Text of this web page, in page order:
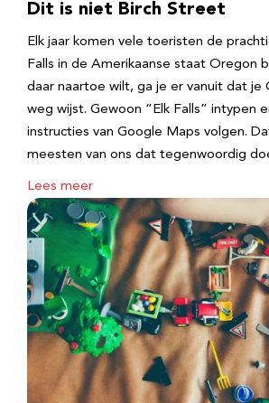
Dit is niet Birch Street
Elk jaar komen vele toeristen de
Falls in de Amerikaanse staat Oregon
daar naartoe wilt, ga je er vanuit dat je
weg wijst. Gewoon “Elk Falls” intypen
instructies van Google Maps volgen.
meesten van ons dat tegenwoordig
Lees meer